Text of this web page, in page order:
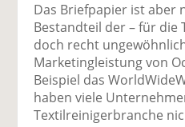
Das Briefpapier ist aber
Bestandteil der – für die
doch recht
Marketingleistung von
Beispiel das
haben viele
Textilreinigerbranche